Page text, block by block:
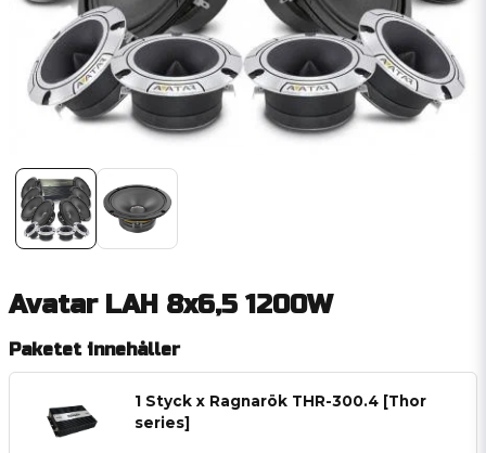
Avatar LAH 8x6,5 1200W
Paketet innehåller
1 Styck x Ragnarök THR-300.4 [Thor
series]